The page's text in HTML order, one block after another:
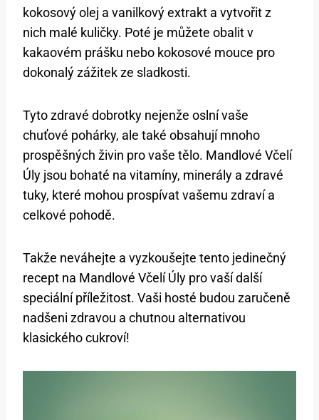
kokosový olej a vanilkový extrakt a vytvořit z
nich malé kuličky. Poté je můžete obalit v
kakaovém prášku nebo kokosové mouce pro
dokonalý zážitek ze sladkosti.
Tyto zdravé dobrotky nejenže oslní vaše
chuťové pohárky, ale také obsahují mnoho
prospěšných živin pro vaše tělo. Mandlové Včelí
Úly jsou bohaté na vitamíny, minerály a zdravé
tuky, které mohou prospívat vašemu zdraví a
celkové pohodě.
Takže neváhejte a vyzkoušejte tento jedinečný
recept na Mandlové Včelí Úly pro vaší další
speciální příležitost. Vaši hosté budou zaručeně
nadšeni zdravou a chutnou alternativou
klasického cukroví!